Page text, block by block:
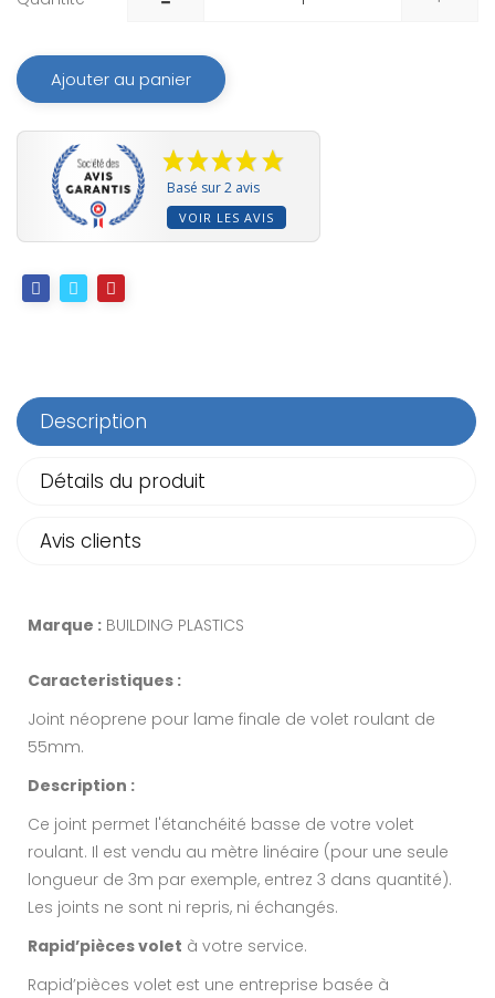
Ajouter au panier
Basé sur 2 avis
VOIR LES AVIS
Description
Détails du produit
Avis clients
Marque : BUILDING PLASTICS
Caracteristiques :
Joint néoprene pour lame finale de volet roulant de
55mm.
Description :
Ce joint permet l'étanchéité basse de votre volet
roulant. Il est vendu au mètre linéaire (pour une seule
longueur de 3m par exemple, entrez 3 dans quantité).
Les joints ne sont ni repris, ni échangés.
Rapid’pièces volet à votre service.
Rapid’pièces volet est une entreprise basée à